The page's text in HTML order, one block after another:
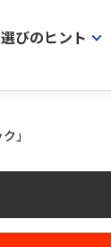
びのヒント
」